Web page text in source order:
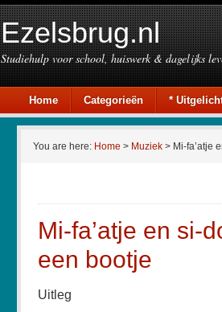
Ezelsbrug.nl
Studiehulp voor school, huiswerk & dagelijks
Home Categorieën *
You are here: Home > Muziek > Mi-fa’atje
Mi-fa’atje en si-
een bootje
Uitleg